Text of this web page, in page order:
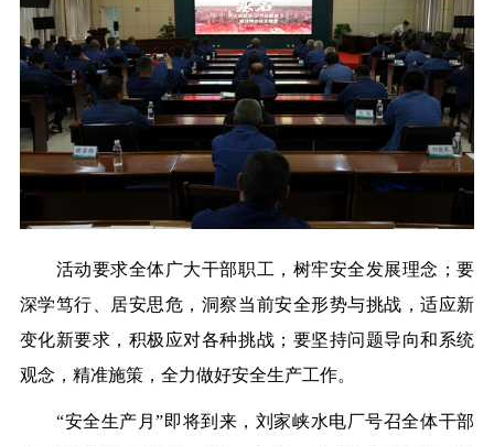
活动要求全体广大干部职工，树牢安全发展理念；要
深学笃行、居安思危，洞察当前安全形势与挑战，适应新
变化新要求，积极应对各种挑战；要坚持问题导向和系统
观念，精准施策，全力做好安全生产工作。
“安全生产月”即将到来，刘家峡水电厂号召全体干部